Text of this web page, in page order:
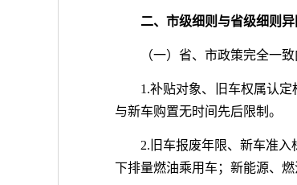
二、市级细则与省级细则
（一）省、市政策完全一
1.补贴对象、旧车权属认
与新车购置无时间先后限制。
2.旧车报废年限、新车准
下排量燃油乘用车；新能源、燃